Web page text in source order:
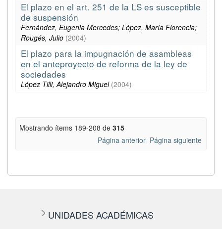
El plazo en el art. 251 de la LS es susceptible
de suspensión
Fernández, Eugenia Mercedes; López, María Florencia;
Rougés, Julio (2004)
El plazo para la impugnación de asambleas
en el anteproyecto de reforma de la ley de
sociedades
López Tilli, Alejandro Miguel (2004)
Mostrando ítems 189-208 de 315
Página anterior Página siguiente
UNIDADES ACADÉMICAS